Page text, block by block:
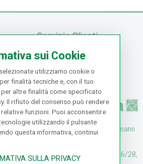
Servizio Clienti
Servizio Clienti
Modalità di Pagame...
Modalità di Spediz...
Resi e Recessi
UFFICI: V. Senna 44/46, Osmann
CASH & CARRY: V. Senna 26/28,
sui Cookie
utilizziamo cookie o
finalità tecniche e, con il tuo
per altre finalità come specificato
Il rifiuto del consenso può rendere
funzioni. Puoi acconsentire
utilizzando il pulsante
questa informativa, continui
SULLA PRIVACY